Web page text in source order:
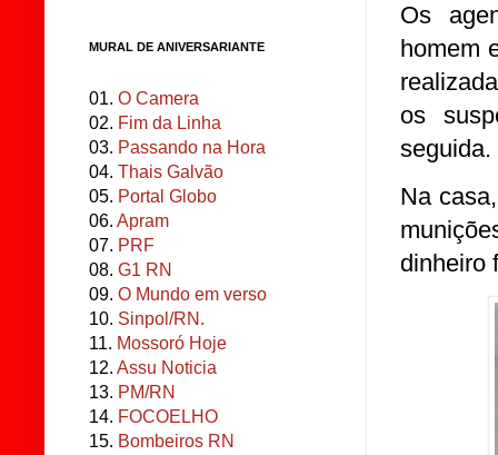
Os
homem
os
seguida.
Na
dinheiro
MURAL DE ANIVERSARIANTE
01. O Camera
02. Fim da Linha
03. Passando na Hora
04. Thais Galvão
05. Portal Globo
06. Apram
07. PRF
08. G1 RN
09. O Mundo em verso
10. Sinpol/RN.
11. Mossoró Hoje
12. Assu Noticia
13. PM/RN
14. FOCOELHO
15. Bombeiros RN